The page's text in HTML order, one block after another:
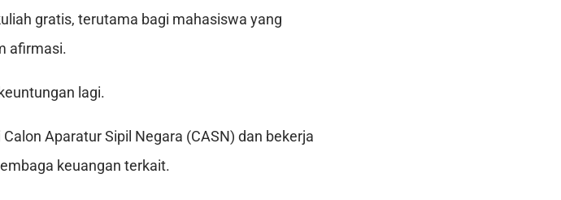
gratis, terutama bagi mahasiswa yang
afirmasi.
lagi.
Aparatur Sipil Negara (CASN) dan bekerja
keuangan terkait.